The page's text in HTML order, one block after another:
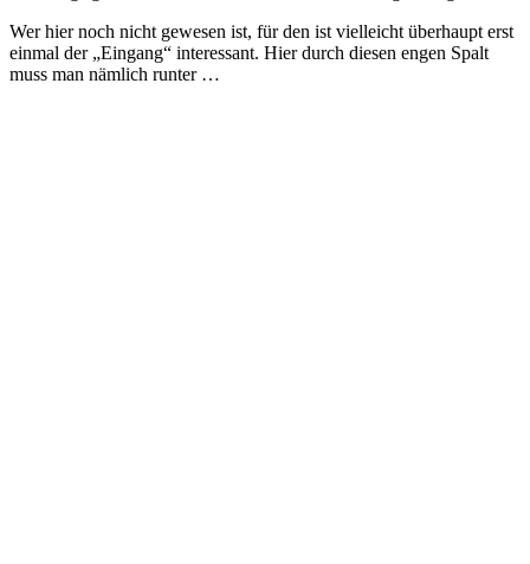
Wer hier noch nicht gewesen ist, für den ist vielleicht überhaupt erst
einmal der „Eingang“ interessant. Hier durch diesen engen Spalt
muss man nämlich runter …